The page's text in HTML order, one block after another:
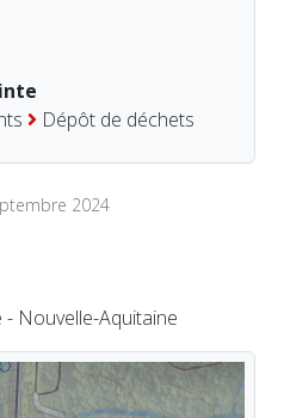
Dépôt de déchets
2024
Nouvelle-Aquitaine